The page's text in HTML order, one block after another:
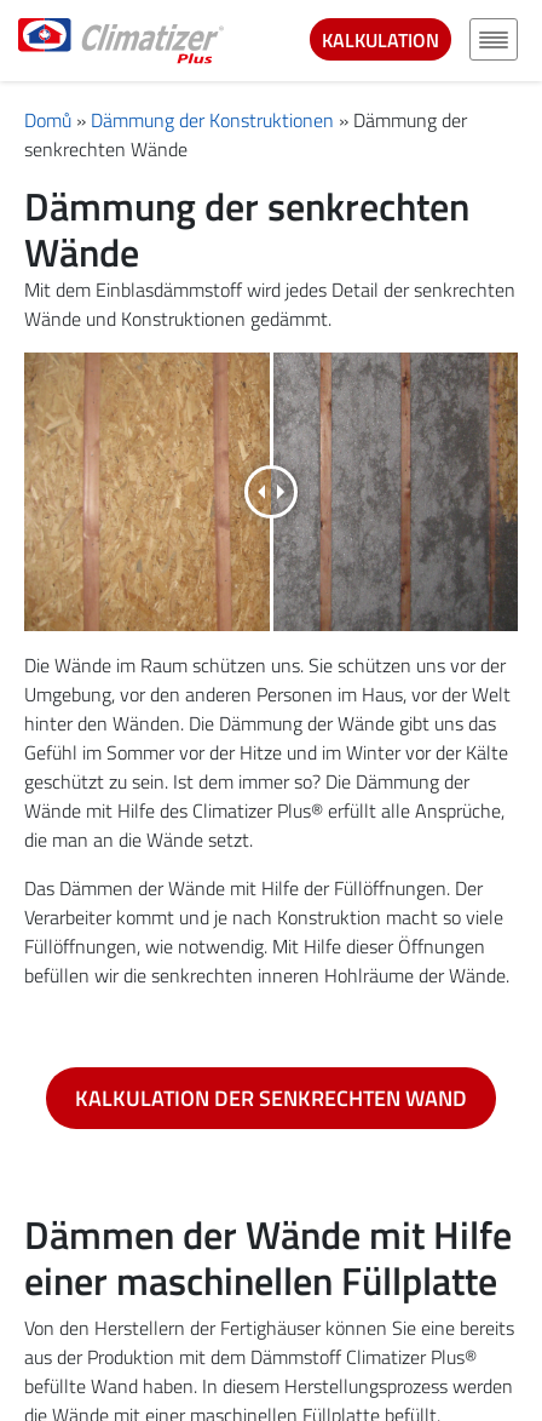
KALKULATION
Domů » Dämmung der Konstruktionen » Dämmung der
senkrechten Wände
Dämmung der senkrechten
Wände
Mit dem Einblasdämmstoff wird jedes Detail der senkrechten
Wände und Konstruktionen gedämmt.
Die Wände im Raum schützen uns. Sie schützen uns vor der
Umgebung, vor den anderen Personen im Haus, vor der Welt
hinter den Wänden. Die Dämmung der Wände gibt uns das
Gefühl im Sommer vor der Hitze und im Winter vor der Kälte
geschützt zu sein. Ist dem immer so? Die Dämmung der
Wände mit Hilfe des Climatizer Plus® erfüllt alle Ansprüche,
die man an die Wände setzt.
Das Dämmen der Wände mit Hilfe der Füllöffnungen. Der
Verarbeiter kommt und je nach Konstruktion macht so viele
Füllöffnungen, wie notwendig. Mit Hilfe dieser Öffnungen
befüllen wir die senkrechten inneren Hohlräume der Wände.
KALKULATION DER SENKRECHTEN WAND
Dämmen der Wände mit Hilfe
einer maschinellen Füllplatte
Von den Herstellern der Fertighäuser können Sie eine bereits
aus der Produktion mit dem Dämmstoff Climatizer Plus®
befüllte Wand haben. In diesem Herstellungsprozess werden
die Wände mit einer maschinellen Füllplatte befüllt.